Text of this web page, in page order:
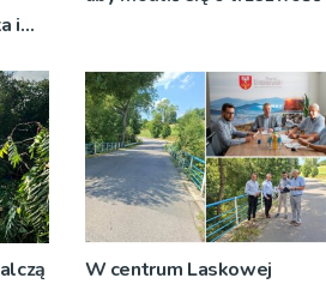
i
W centrum Laskowej